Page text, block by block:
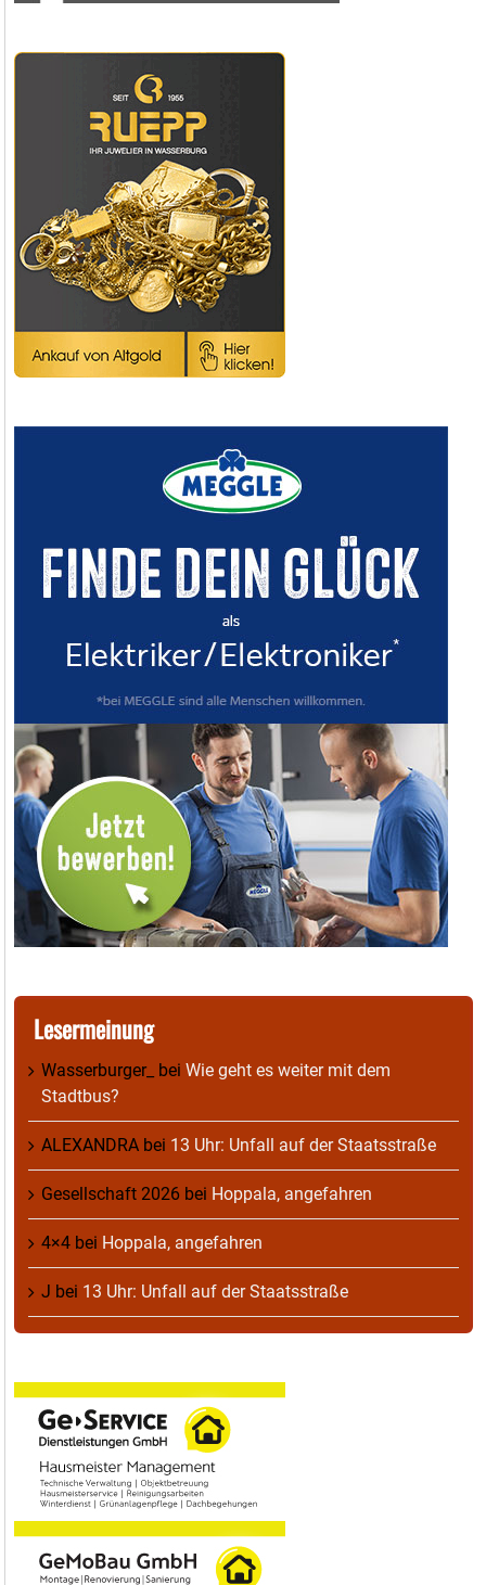
Lesermeinung
Wasserburger_ bei Wie geht es weiter mit dem
Stadtbus?
ALEXANDRA bei 13 Uhr: Unfall auf der Staatsstraße
Gesellschaft 2026 bei Hoppala, angefahren
4×4 bei Hoppala, angefahren
J bei 13 Uhr: Unfall auf der Staatsstraße